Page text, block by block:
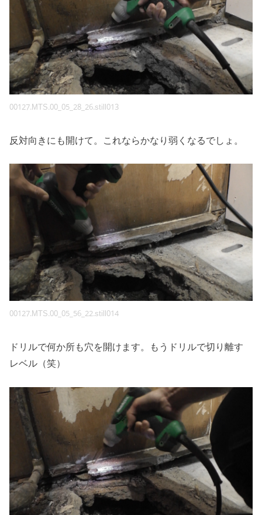
00127.MTS.00_05_28_26.still013
反対向きにも開けて。これならかなり弱くなるでしょ。
00127.MTS.00_05_56_22.still014
ドリルで何か所も穴を開けます。もうドリルで切り離す
レベル（笑）